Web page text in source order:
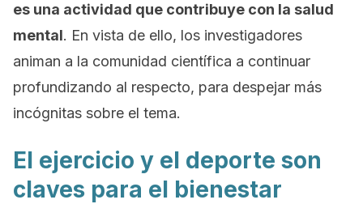
es una actividad que contribuye con la salud
mental. En vista de ello, los investigadores
animan a la comunidad científica a continuar
profundizando al respecto, para despejar más
incógnitas sobre el tema.
El ejercicio y el deporte son
claves para el bienestar